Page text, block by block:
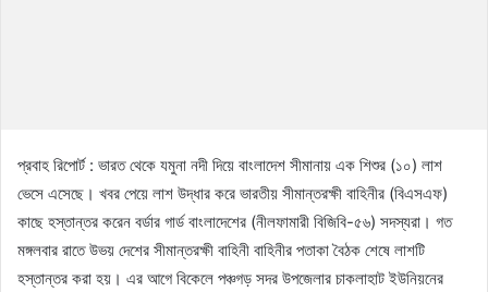
প্রবাহ রিপোর্ট : ভারত থেকে যমুনা নদী দিয়ে বাংলাদেশ সীমানায় এক শিশুর (১০) লাশ
ভেসে এসেছে। খবর পেয়ে লাশ উদ্ধার করে ভারতীয় সীমান্তরক্ষী বাহিনীর (বিএসএফ)
কাছে হস্তান্তর করেন বর্ডার গার্ড বাংলাদেশের (নীলফামারী বিজিবি-৫৬) সদস্যরা। গত
মঙ্গলবার রাতে উভয় দেশের সীমান্তরক্ষী বাহিনী বাহিনীর পতাকা বৈঠক শেষে লাশটি
হস্তান্তর করা হয়। এর আগে বিকেলে পঞ্চগড় সদর উপজেলার চাকলাহাট ইউনিয়নের